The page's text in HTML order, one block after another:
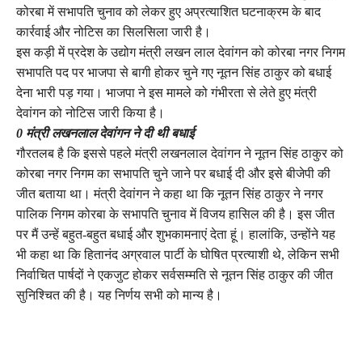
कोरबा में सभापति चुनाव को लेकर हुए अप्रत्याशित घटनाक्रम के बाद
कार्रवाई और नोटिस का सिलसिला जारी है।
इस कड़ी में प्रदेश के उद्योग मंत्री लखन लाल देवांगन को कोरबा नगर निगम
सभापति पद पर भाजपा से बागी होकर चुने गए नूतन सिंह ठाकुर को बधाई
देना भारी पड़ गया। भाजपा ने इस मामले को गंभीरता से लेते हुए मंत्री
देवांगन को नोटिस जारी किया है।
0 मंत्री लखनलाल देवांगन ने दी थी बधाई
गौरतलब है कि इससे पहले मंत्री लखनलाल देवांगन ने नूतन सिंह ठाकुर को
कोरबा नगर निगम का सभापति चुने जाने पर बधाई दी और इसे बीजेपी की
जीत बताया था। मंत्री देवांगन ने कहा था कि नूतन सिंह ठाकुर ने नगर
पालिक निगम कोरबा के सभापति चुनाव में विजय हासिल की है। इस जीत
पर मैं उन्हें बहुत-बहुत बधाई और शुभकामनाएं देता हूं। हालांकि, उन्होंने यह
भी कहा था कि हितानंद अग्रवाल पार्टी के घोषित प्रत्याशी थे, लेकिन सभी
निर्वाचित पार्षदों ने एकजुट होकर सर्वसम्मति से नूतन सिंह ठाकुर की जीत
सुनिश्चित की है। यह निर्णय सभी को मान्य है।